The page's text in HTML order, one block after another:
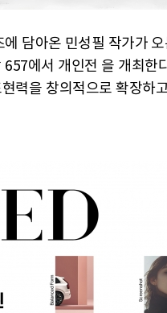
담아온 민성필 작가가
에서 개인전 을 개최한
력을 창의적으로 확장하